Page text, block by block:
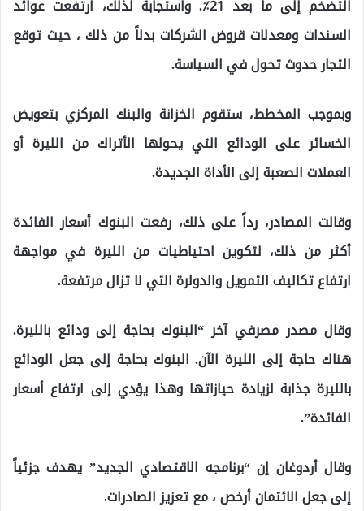
التضخم إلى ما بعد 21٪. واستجابة لذلك، ارتفعت عوائد
السندات ومعدلات قروض الشركات بدلاً من ذلك ، حيث توقع
التجار حدوث تحول في السياسة.
وبموجب المخطط، ستقوم الخزانة والبنك المركزي بتعويض
الخسائر على الودائع التي يحولها الأتراك من الليرة أو
العملات الصعبة إلى الأداة الجديدة.
وقالت المصادر، رداً على ذلك، رفعت البنوك أسعار الفائدة
أكثر من ذلك، لتكوين احتياطيات من الليرة في مواجهة
ارتفاع تكاليف التمويل والدولرة التي لا تزال مرتفعة.
وقال مصدر مصرفي آخر “البنوك بحاجة إلى ودائع بالليرة.
هناك حاجة إلى الليرة الآن. البنوك بحاجة إلى جعل الودائع
بالليرة جذابة لزيادة حيازاتها وهذا يؤدي إلى ارتفاع أسعار
الفائدة”.
وقال أردوغان إن “برنامجه الاقتصادي الجديد” يهدف جزئياً
إلى جعل الائتمان أرخص ، مع تعزيز الصادرات.